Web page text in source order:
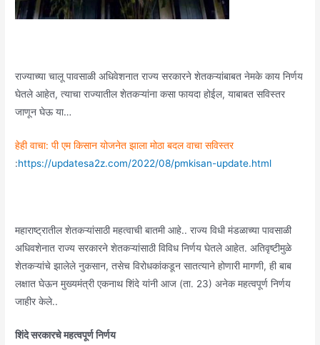
राज्याच्या चालू पावसाळी अधिवेशनात राज्य सरकारने शेतकऱ्यांबाबत नेमके काय निर्णय
घेतले आहेत, त्याचा राज्यातील शेतकऱ्यांना कसा फायदा होईल, याबाबत सविस्तर
जाणून घेऊ या…
हेही वाचा: पी एम किसान योजनेत झाला मोठा बदल वाचा सविस्तर
:https://updatesa2z.com/2022/08/pmkisan-update.html
महाराष्ट्रातील शेतकऱ्यांसाठी महत्वाची बातमी आहे.. राज्य विधी मंडळाच्या पावसाळी
अधिवशेनात राज्य सरकारने शेतकऱ्यांसाठी विविध निर्णय घेतले आहेत. अतिवृष्टीमुळे
शेतकऱ्यांचे झालेले नुकसान, तसेच विरोधकांकडून सातत्याने होणारी मागणी, ही बाब
लक्षात घेऊन मुख्यमंत्री एकनाथ शिंदे यांनी आज (ता. 23) अनेक महत्वपूर्ण निर्णय
जाहीर केले..
शिंदे सरकारचे महत्वपूर्ण निर्णय